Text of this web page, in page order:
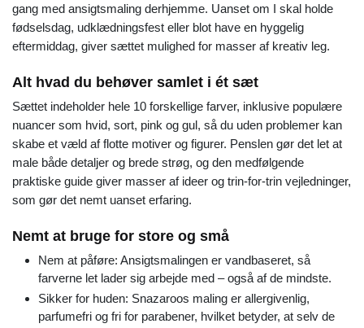
gang med ansigtsmaling derhjemme. Uanset om I skal holde
fødselsdag, udklædningsfest eller blot have en hyggelig
eftermiddag, giver sættet mulighed for masser af kreativ leg.
Alt hvad du behøver samlet i ét sæt
Sættet indeholder hele 10 forskellige farver, inklusive populære
nuancer som hvid, sort, pink og gul, så du uden problemer kan
skabe et væld af flotte motiver og figurer. Penslen gør det let at
male både detaljer og brede strøg, og den medfølgende
praktiske guide giver masser af ideer og trin-for-trin vejledninger,
som gør det nemt uanset erfaring.
Nemt at bruge for store og små
Nem at påføre: Ansigtsmalingen er vandbaseret, så
farverne let lader sig arbejde med – også af de mindste.
Sikker for huden: Snazaroos maling er allergivenlig,
parfumefri og fri for parabener, hvilket betyder, at selv de